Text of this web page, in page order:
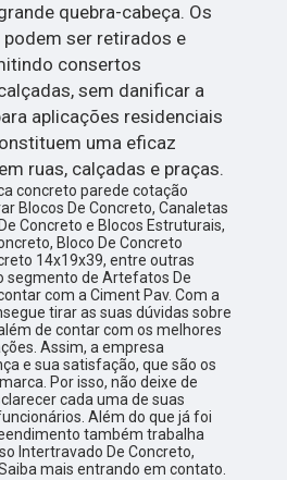
quebra-cabeça. Os
ser retirados e
consertos
sem danificar a
aplicações residenciais
uma eficaz
ruas, calçadas e praças.
concreto parede cotação
Blocos De Concreto, Canaletas
Concreto e Blocos Estruturais,
Bloco De Concreto
14x19x39, entre outras
segmento de Artefatos De
com a Ciment Pav. Com a
tirar as suas dúvidas sobre
de contar com os melhores
Assim, a empresa
e sua satisfação, que são os
Por isso, não deixe de
cada uma de suas
Além do que já foi
também trabalha
Intertravado De Concreto,
mais entrando em contato.